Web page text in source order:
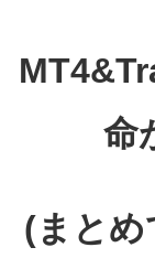
命
(まとめ